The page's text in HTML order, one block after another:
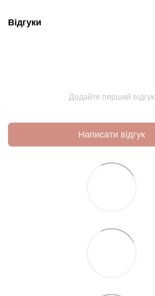
Відгуки
Додайте перший відгук
Написати відгук